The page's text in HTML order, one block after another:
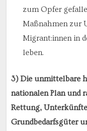
zum Opfer
Maßnahmen zur
Migrant:innen in
leben.
3) Die unmittelbare
nationalen Plan und
Rettung,
Grundbedarfsgüter